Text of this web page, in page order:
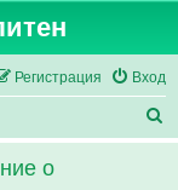
Вход
Регистрация
о
о